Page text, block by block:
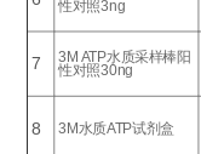
性对照3ng
7
3M ATP水质采样棒阳
性对照30ng
8 3M水质ATP试剂盒